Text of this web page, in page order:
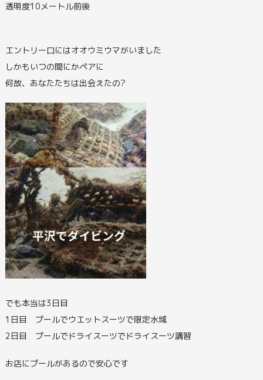
透明度10メートル前後
エントリー口にはオオウミウマがいました
しかもいつの間にかペアに
何故、あなたたちは出会えたの?
でも本当は3日目
1日目 プールでウエットスーツで限定水域
2日目 プールでドライスーツでドライスーツ講習
お店にプールがあるので安心です